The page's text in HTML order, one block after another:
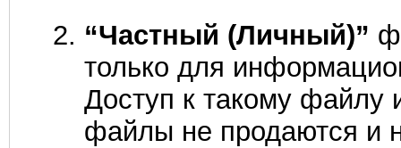
“Частный (Личный)”
только для
Доступ к такому файлу
файлы не продаются и